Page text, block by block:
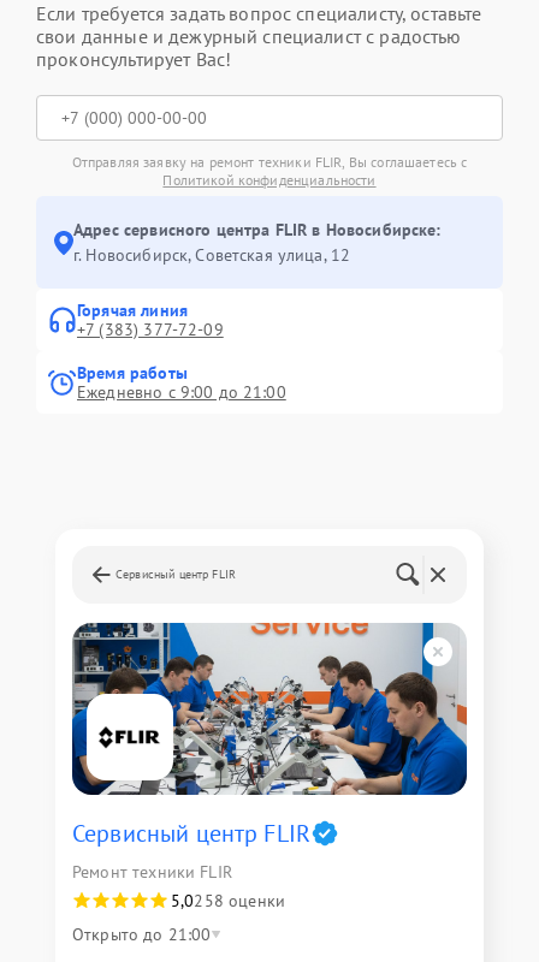
Если требуется задать вопрос специалисту, оставьте
свои данные и дежурный специалист с радостью
проконсультирует Вас!
Отправляя заявку на ремонт техники FLIR, Вы соглашаетесь с
Политикой конфиденциальности
Адрес сервисного центра FLIR в Новосибирске:
г. Новосибирск, Советская улица, 12
Горячая линия
+7 (383) 377-72-09
Время работы
Ежедневно с 9:00 до 21:00
Сервисный центр FLIR
Сервисный центр FLIR
Ремонт техники FLIR
5,0258 оценки
Открыто до 21:00